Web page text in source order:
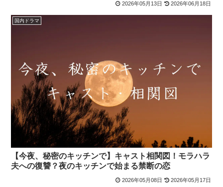
2026年05月13日 2026年06月18日
国内ドラマ
【今夜、秘密のキッチンで】キャスト相関図！モラハラ
夫への復讐？夜のキッチンで始まる禁断の恋
2026年05月08日 2026年05月17日